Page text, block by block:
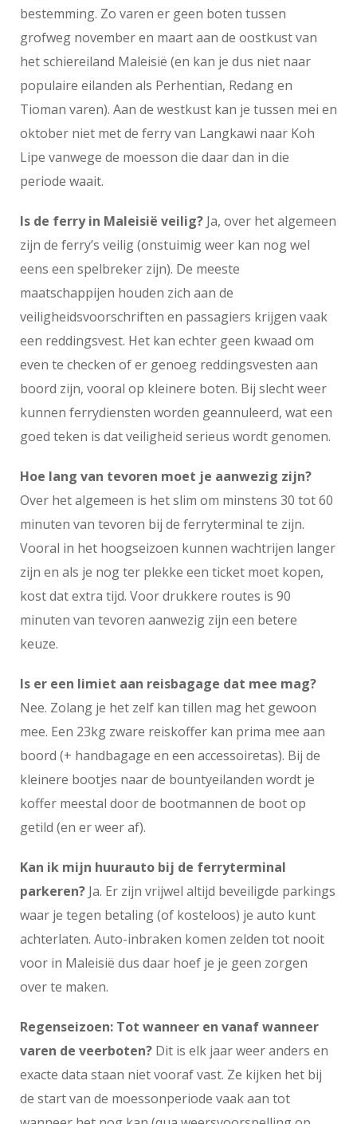
bestemming. Zo varen er geen boten tussen
grofweg november en maart aan de oostkust van
het schiereiland Maleisië (en kan je dus niet naar
populaire eilanden als Perhentian, Redang en
Tioman varen). Aan de westkust kan je tussen mei en
oktober niet met de ferry van Langkawi naar Koh
Lipe vanwege de moesson die daar dan in die
periode waait.
Is de ferry in Maleisië veilig? Ja, over het algemeen
zijn de ferry’s veilig (onstuimig weer kan nog wel
eens een spelbreker zijn). De meeste
maatschappijen houden zich aan de
veiligheidsvoorschriften en passagiers krijgen vaak
een reddingsvest. Het kan echter geen kwaad om
even te checken of er genoeg reddingsvesten aan
boord zijn, vooral op kleinere boten. Bij slecht weer
kunnen ferrydiensten worden geannuleerd, wat een
goed teken is dat veiligheid serieus wordt genomen.
Hoe lang van tevoren moet je aanwezig zijn?
Over het algemeen is het slim om minstens 30 tot 60
minuten van tevoren bij de ferryterminal te zijn.
Vooral in het hoogseizoen kunnen wachtrijen langer
zijn en als je nog ter plekke een ticket moet kopen,
kost dat extra tijd. Voor drukkere routes is 90
minuten van tevoren aanwezig zijn een betere
keuze.
Is er een limiet aan reisbagage dat mee mag?
Nee. Zolang je het zelf kan tillen mag het gewoon
mee. Een 23kg zware reiskoffer kan prima mee aan
boord (+ handbagage en een accessoiretas). Bij de
kleinere bootjes naar de bountyeilanden wordt je
koffer meestal door de bootmannen de boot op
getild (en er weer af).
Kan ik mijn huurauto bij de ferryterminal
parkeren? Ja. Er zijn vrijwel altijd beveiligde parkings
waar je tegen betaling (of kosteloos) je auto kunt
achterlaten. Auto-inbraken komen zelden tot nooit
voor in Maleisië dus daar hoef je je geen zorgen
over te maken.
Regenseizoen: Tot wanneer en vanaf wanneer
varen de veerboten? Dit is elk jaar weer anders en
exacte data staan niet vooraf vast. Ze kijken het bij
de start van de moessonperiode vaak aan tot